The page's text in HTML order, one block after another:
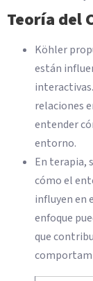
Teoría del
Köhler
están
relaciones
entender
entorno.
En terapia,
cómo el
influyen en
enfoque
que